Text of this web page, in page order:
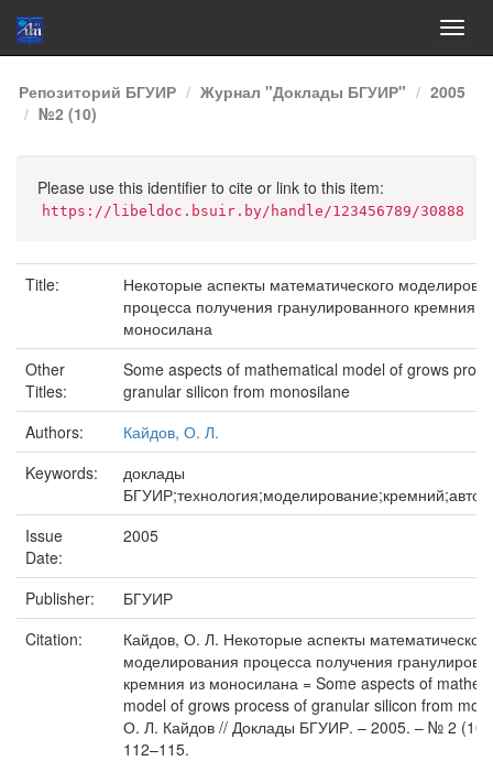
Skip
navigation
Репозиторий БГУИР Журнал "Доклады БГУИР"
2005
№2 (10)
Please use this identifier to cite or link to this item:
https://libeldoc.bsuir.by/handle/123456789/30888
Title:
Некоторые аспекты математического
процесса получения гранулированного кремния
моносилана
Other
Titles:
Some aspects of mathematical model of grows
granular silicon from monosilane
Authors:
Кайдов, О. Л.
Keywords:
доклады
Issue
Date:
2005
Publisher:
БГУИР
Citation:
Кайдов, О. Л. Некоторые аспекты математического
моделирования процесса получения
кремния из моносилана = Some aspects of
model of grows process of granular silicon from
О. Л. Кайдов // Доклады БГУИР. – 2005. – № 2
112–115.